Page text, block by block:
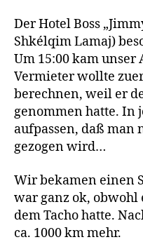
Der Hotel Boss
Shkélqim Lamaj)
Um 15:00 kam unser
Vermieter wollte
berechnen, weil er
genommen hatte. In
aufpassen, daß man
gezogen wird…
Wir bekamen einen
war ganz ok, obwohl
dem Tacho hatte.
ca. 1000 km mehr.